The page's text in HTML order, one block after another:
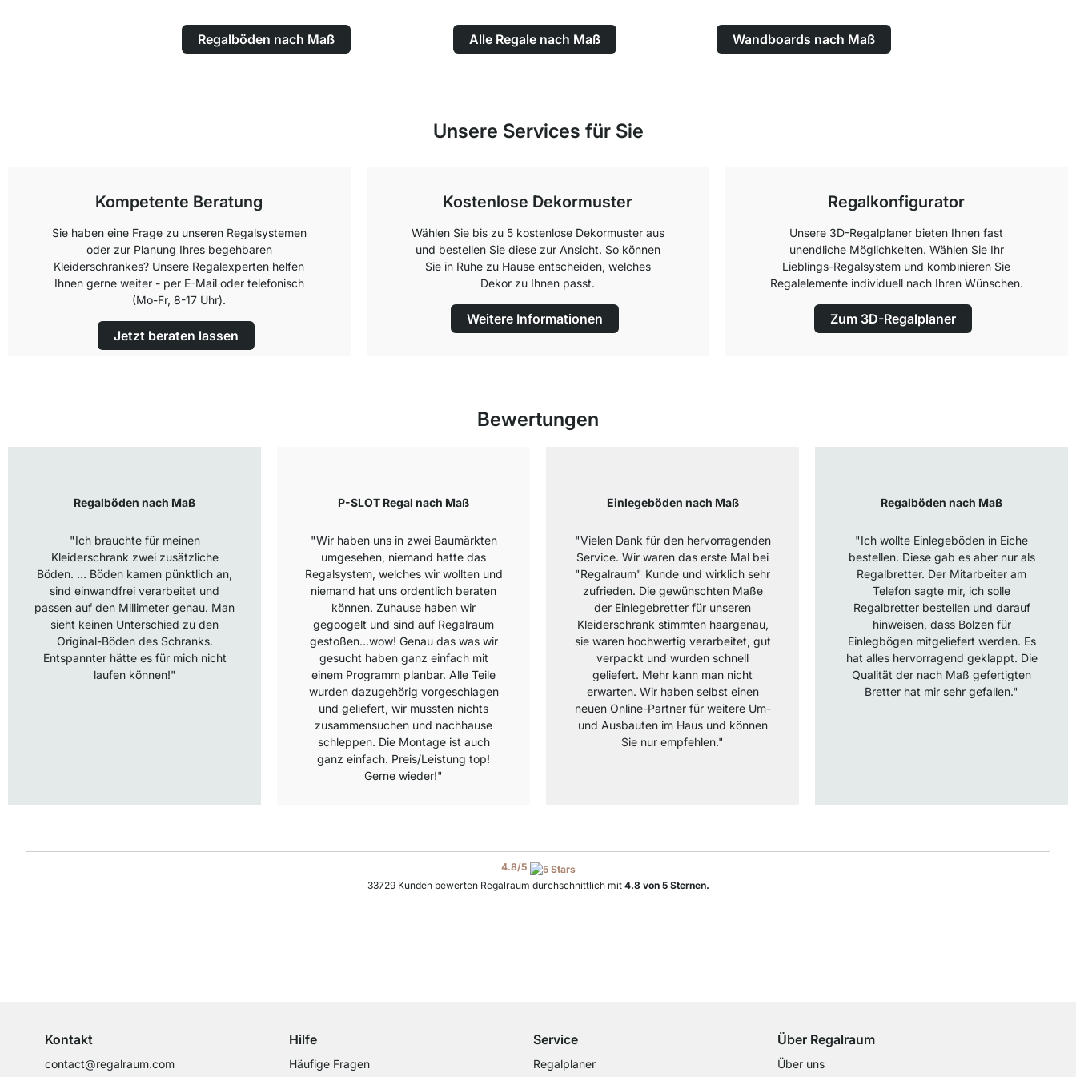
Regalböden nach Maß Alle Regale nach Maß Wandboards nach Maß
Unsere Services für Sie
Kompetente Beratung
Sie haben eine Frage zu unseren Regalsystemen
oder zur Planung Ihres begehbaren
Kleiderschrankes? Unsere Regalexperten helfen
Ihnen gerne weiter - per E-Mail oder telefonisch
(Mo-Fr, 8-17 Uhr).
Jetzt beraten lassen
Kostenlose Dekormuster
Wählen Sie bis zu 5 kostenlose Dekormuster aus
und bestellen Sie diese zur Ansicht. So können
Sie in Ruhe zu Hause entscheiden, welches
Dekor zu Ihnen passt.
Weitere Informationen
Regalkonfigurator
Unsere 3D-Regalplaner bieten Ihnen fast
unendliche Möglichkeiten. Wählen Sie Ihr
Lieblings-Regalsystem und kombinieren Sie
Regalelemente individuell nach Ihren Wünschen.
Zum 3D-Regalplaner
Bewertungen
Regalböden nach Maß
"Ich brauchte für meinen
Kleiderschrank zwei zusätzliche
Böden. ... Böden kamen pünktlich an,
sind einwandfrei verarbeitet und
passen auf den Millimeter genau. Man
sieht keinen Unterschied zu den
Original-Böden des Schranks.
Entspannter hätte es für mich nicht
laufen können!"
P-SLOT Regal nach Maß
"Wir haben uns in zwei Baumärkten
umgesehen, niemand hatte das
Regalsystem, welches wir wollten und
niemand hat uns ordentlich beraten
können. Zuhause haben wir
gegoogelt und sind auf Regalraum
gestoßen…wow! Genau das was wir
gesucht haben ganz einfach mit
einem Programm planbar. Alle Teile
wurden dazugehörig vorgeschlagen
und geliefert, wir mussten nichts
zusammensuchen und nachhause
schleppen. Die Montage ist auch
ganz einfach. Preis/Leistung top!
Gerne wieder!"
Einlegeböden nach Maß
"Vielen Dank für den hervorragenden
Service. Wir waren das erste Mal bei
"Regalraum" Kunde und wirklich sehr
zufrieden. Die gewünschten Maße
der Einlegebretter für unseren
Kleiderschrank stimmten haargenau,
sie waren hochwertig verarbeitet, gut
verpackt und wurden schnell
geliefert. Mehr kann man nicht
erwarten. Wir haben selbst einen
neuen Online-Partner für weitere Um-
und Ausbauten im Haus und können
Sie nur empfehlen."
Regalböden nach Maß
"Ich wollte Einlegeböden in Eiche
bestellen. Diese gab es aber nur als
Regalbretter. Der Mitarbeiter am
Telefon sagte mir, ich solle
Regalbretter bestellen und darauf
hinweisen, dass Bolzen für
Einlegbögen mitgeliefert werden. Es
hat alles hervorragend geklappt. Die
Qualität der nach Maß gefertigten
Bretter hat mir sehr gefallen."
4.8/5
33729Kunden bewerten Regalraum durchschnittlich mit 4.8von 5Sternen.
Kontakt
contact@regalraum.com
Hilfe
Häufige Fragen
Service
Regalplaner
Über Regalraum
Über uns